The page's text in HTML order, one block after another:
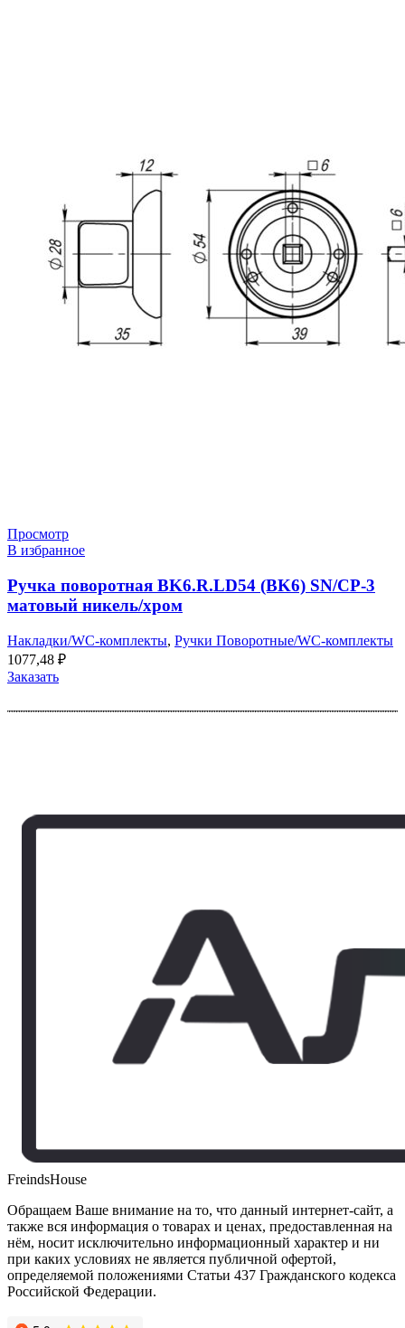
Просмотр
В избранное
Ручка поворотная BK6.R.LD54 (BK6) SN/CP-3
матовый никель/хром
Накладки/WC-комплекты, Ручки Поворотные/WC-комплекты
1077,48 ₽
Заказать
FreindsHouse
Обращаем Ваше внимание на то, что данный интернет-сайт, а
также вся информация о товарах и ценах, предоставленная на
нём, носит исключительно информационный характер и ни
при каких условиях не является публичной офертой,
определяемой положениями Статьи 437 Гражданского кодекса
Российской Федерации.